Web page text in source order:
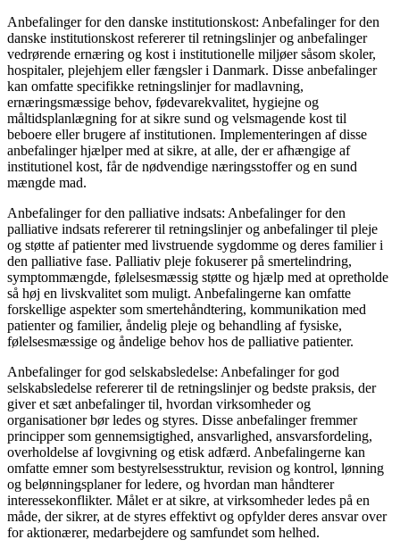
Anbefalinger for den danske institutionskost: Anbefalinger for den
danske institutionskost refererer til retningslinjer og anbefalinger
vedrørende ernæring og kost i institutionelle miljøer såsom skoler,
hospitaler, plejehjem eller fængsler i Danmark. Disse anbefalinger
kan omfatte specifikke retningslinjer for madlavning,
ernæringsmæssige behov, fødevarekvalitet, hygiejne og
måltidsplanlægning for at sikre sund og velsmagende kost til
beboere eller brugere af institutionen. Implementeringen af ​​disse
anbefalinger hjælper med at sikre, at alle, der er afhængige af
institutionel kost, får de nødvendige næringsstoffer og en sund
mængde mad.
Anbefalinger for den palliative indsats: Anbefalinger for den
palliative indsats refererer til retningslinjer og anbefalinger til pleje
og støtte af patienter med livstruende sygdomme og deres familier i
den palliative fase. Palliativ pleje fokuserer på smertelindring,
symptommængde, følelsesmæssig støtte og hjælp med at opretholde
så høj en livskvalitet som muligt. Anbefalingerne kan omfatte
forskellige aspekter som smertehåndtering, kommunikation med
patienter og familier, åndelig pleje og behandling af fysiske,
følelsesmæssige og åndelige behov hos de palliative patienter.
Anbefalinger for god selskabsledelse: Anbefalinger for god
selskabsledelse refererer til de retningslinjer og bedste praksis, der
giver et sæt anbefalinger til, hvordan virksomheder og
organisationer bør ledes og styres. Disse anbefalinger fremmer
principper som gennemsigtighed, ansvarlighed, ansvarsfordeling,
overholdelse af lovgivning og etisk adfærd. Anbefalingerne kan
omfatte emner som bestyrelsesstruktur, revision og kontrol, lønning
og belønningsplaner for ledere, og hvordan man håndterer
interessekonflikter. Målet er at sikre, at virksomheder ledes på en
måde, der sikrer, at de styres effektivt og opfylder deres ansvar over
for aktionærer, medarbejdere og samfundet som helhed.